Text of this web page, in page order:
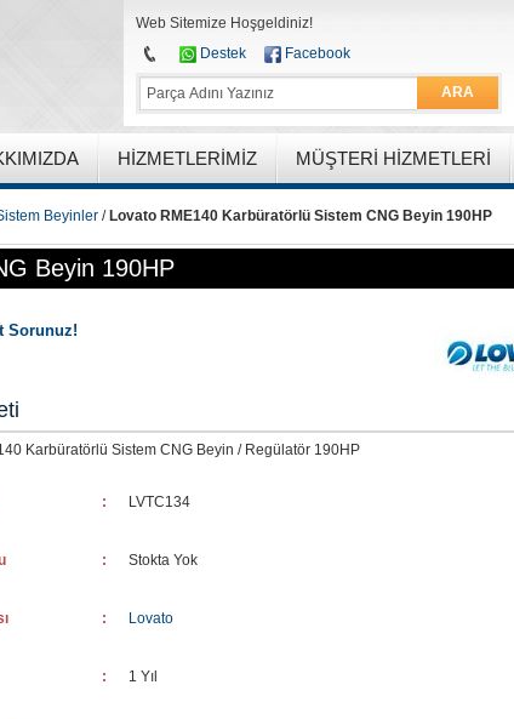
Web Sitemize Hoşgeldiniz!
Destek
Facebook
ARA
HIZMETLERIMIZ MÜŞTERI HIZMETLERI
Beyinler / Lovato RME140 Karbüratörlü Sistem CNG Beyin 190HP
Beyin 190HP
Sorunuz!
Karbüratörlü Sistem CNG Beyin / Regülatör 190HP
: LVTC134
: Stokta Yok
: Lovato
: 1 Yıl